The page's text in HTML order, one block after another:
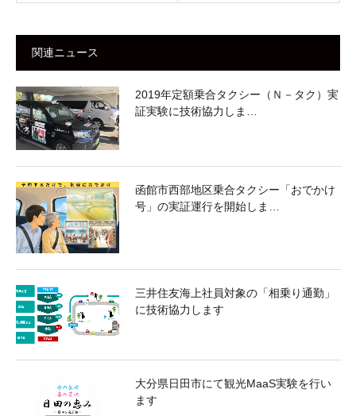
関連ニュース
2019年定額乗合タクシー（Ｎ－タク）実
証実験に技術協力しま…
函館市西部地区乗合タクシー「おでかけ
号」の実証運行を開始しま…
三井住友海上社員対象の「相乗り通勤」
に技術協力します
大分県日田市にて観光MaaS実験を行い
ます